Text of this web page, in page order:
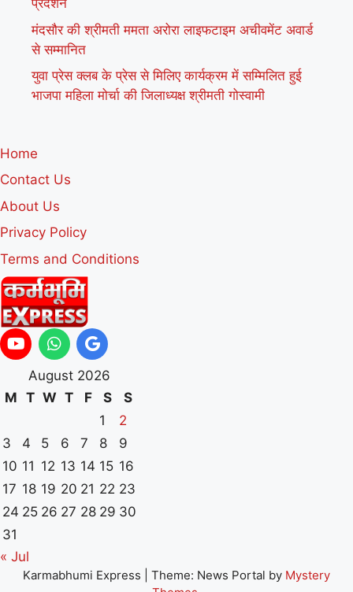
प्रदर्शन
मंदसौर की श्रीमती ममता अरोरा लाइफटाइम अचीवमेंट अवार्ड
से सम्मानित
युवा प्रेस क्लब के प्रेस से मिलिए कार्यक्रम में सम्मिलित हुई
भाजपा महिला मोर्चा की जिलाध्यक्ष श्रीमती गोस्वामी
Home
Contact Us
About Us
Privacy Policy
Terms and Conditions
August 2026
M T W T F S
S
1
2
3
4 5 6 7 8
9
10 11 12 13 14 15 16
17 18 19 20 21 22 23
24 25 26 27 28 29 30
31
« Jul
Karmabhumi Express Theme: News Portal by Mystery